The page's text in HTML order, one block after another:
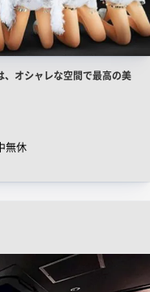
、オシャレな空間で最高の美
無休